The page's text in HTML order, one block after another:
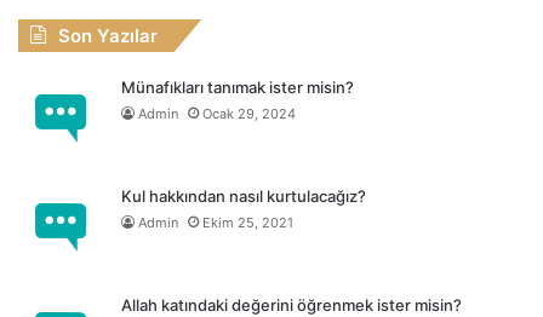
Son Yazılar
Münafıkları tanımak ister misin?
Admin Ocak 29, 2024
Kul hakkından nasıl kurtulacağız?
Admin Ekim 25, 2021
Allah katındaki değerini öğrenmek ister misin?